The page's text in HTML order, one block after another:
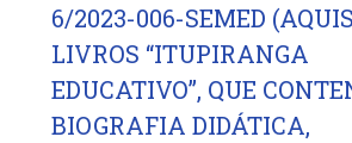
6/2023-006-SEMED
LIVROS “ITUPIRANGA
EDUCATIVO”, QUE
BIOGRAFIA DIDÁTICA,